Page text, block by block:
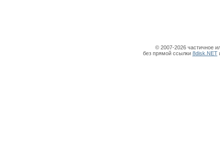
© 2007-2026 частичное
без прямой ссылки 8disk.NET